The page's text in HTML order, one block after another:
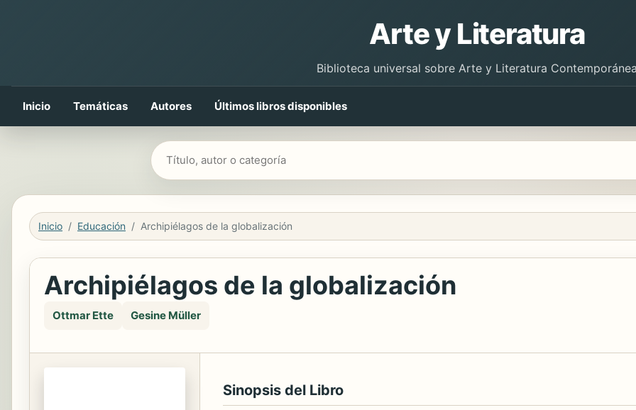
Arte y Literatura
Biblioteca universal sobre Arte y Literatura
Inicio Temáticas Autores Últimos libros disponibles
Buscar libros
Inicio Educación Archipiélagos de la globalización
Archipiélagos de la globalización
Ottmar Ette Gesine Müller
Sinopsis del Libro